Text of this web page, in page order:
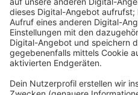
und wir rufen euch zurück.
Der beste Mix Spezial –
ab 8 Uhr bei uns.